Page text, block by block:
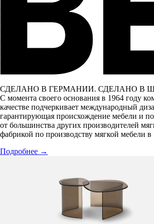
СДЕЛАНО В ГЕРМАНИИ. СДЕЛАНО В
С момента своего основания в 1964 году
качестве подчеркивает международный
гарантирующая происхождение мебели и
от большинства других производителей
фабрикой по производству мягкой мебели
Подробнее →